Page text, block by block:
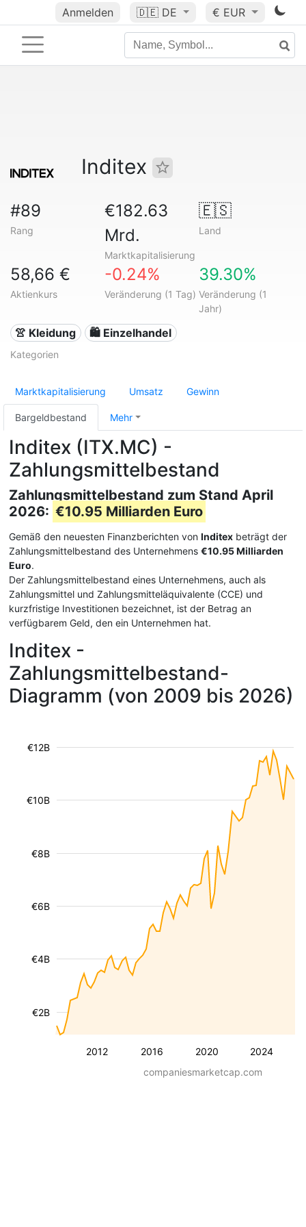
Anmelden 🇩🇪 DE € EUR
Inditex
#89
Rang
€182.63
Mrd.
Marktkapitalisierung
🇪🇸
Land
58,66 €
Aktienkurs
-0.24%
Veränderung (1 Tag)
39.30%
Veränderung (1
Jahr)
👚 Kleidung 🛍️ Einzelhandel
Kategorien
Marktkapitalisierung Umsatz Gewinn
Bargeldbestand Mehr
Inditex (ITX.MC) -
Zahlungsmittelbestand
Zahlungsmittelbestand zum Stand April
2026: €10.95 Milliarden Euro
Gemäß den neuesten Finanzberichten von Inditex beträgt der
Zahlungsmittelbestand des Unternehmens €10.95 Milliarden
Euro.
Der Zahlungsmittelbestand eines Unternehmens, auch als
Zahlungsmittel und Zahlungsmitteläquivalente (CCE) und
kurzfristige Investitionen bezeichnet, ist der Betrag an
verfügbarem Geld, den ein Unternehmen hat.
Inditex -
Zahlungsmittelbestand-
Diagramm (von 2009 bis 2026)
2012 2016 2020 2024
€2B
€4B
€6B
€8B
€10B
€12B
companiesmarketcap.com